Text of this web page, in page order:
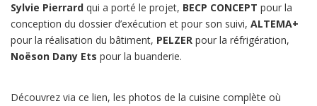
Sylvie Pierrard qui a porté le projet, BECP CONCEPT pour la
conception du dossier d’exécution et pour son suivi, ALTEMA+
pour la réalisation du bâtiment, PELZER pour la réfrigération,
Noëson Dany Ets pour la buanderie.
Découvrez via ce lien, les photos de la cuisine complète où